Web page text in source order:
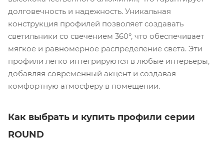
долговечность и надежность. Уникальная
конструкция профилей позволяет создавать
светильники со свечением 360°, что обеспечивает
мягкое и равномерное распределение света. Эти
профили легко интегрируются в любые интерьеры,
добавляя современный акцент и создавая
комфортную атмосферу в помещении.
Как выбрать и купить профили серии
ROUND